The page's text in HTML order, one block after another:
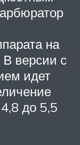
на
версии с
идет
до 5,5